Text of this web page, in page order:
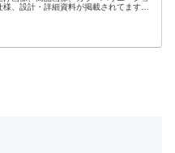
、設計・詳細資料が掲載されてます。